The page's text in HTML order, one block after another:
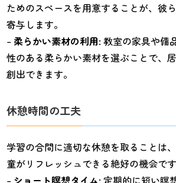
ためのスペースを用意することが、彼
寄与します。
– 柔らかい素材の利用: 教室の家具や備
性のある柔らかい素材を選ぶことで、
創出できます。
休憩時間の工夫
学習の合間に適切な休憩を取ることは
童がリフレッシュできる絶好の機会です
– ショート瞑想タイム: 定期的に短い瞑